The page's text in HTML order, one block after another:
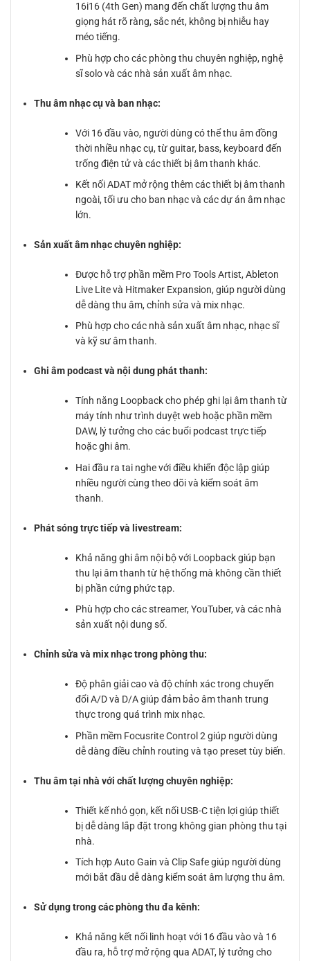
16i16 (4th Gen) mang đến chất lượng thu âm
giọng hát rõ ràng, sắc nét, không bị nhiễu hay
méo tiếng.
Phù hợp cho các phòng thu chuyên nghiệp, nghệ
sĩ solo và các nhà sản xuất âm nhạc.
Thu âm nhạc cụ và ban nhạc:
Với 16 đầu vào, người dùng có thể thu âm đồng
thời nhiều nhạc cụ, từ guitar, bass, keyboard đến
trống điện tử và các thiết bị âm thanh khác.
Kết nối ADAT mở rộng thêm các thiết bị âm thanh
ngoài, tối ưu cho ban nhạc và các dự án âm nhạc
lớn.
Sản xuất âm nhạc chuyên nghiệp:
Được hỗ trợ phần mềm Pro Tools Artist, Ableton
Live Lite và Hitmaker Expansion, giúp người dùng
dễ dàng thu âm, chỉnh sửa và mix nhạc.
Phù hợp cho các nhà sản xuất âm nhạc, nhạc sĩ
và kỹ sư âm thanh.
Ghi âm podcast và nội dung phát thanh:
Tính năng Loopback cho phép ghi lại âm thanh từ
máy tính như trình duyệt web hoặc phần mềm
DAW, lý tưởng cho các buổi podcast trực tiếp
hoặc ghi âm.
Hai đầu ra tai nghe với điều khiển độc lập giúp
nhiều người cùng theo dõi và kiểm soát âm
thanh.
Phát sóng trực tiếp và livestream:
Khả năng ghi âm nội bộ với Loopback giúp bạn
thu lại âm thanh từ hệ thống mà không cần thiết
bị phần cứng phức tạp.
Phù hợp cho các streamer, YouTuber, và các nhà
sản xuất nội dung số.
Chỉnh sửa và mix nhạc trong phòng thu:
Độ phân giải cao và độ chính xác trong chuyển
đổi A/D và D/A giúp đảm bảo âm thanh trung
thực trong quá trình mix nhạc.
Phần mềm Focusrite Control 2 giúp người dùng
dễ dàng điều chỉnh routing và tạo preset tùy biến.
Thu âm tại nhà với chất lượng chuyên nghiệp:
Thiết kế nhỏ gọn, kết nối USB-C tiện lợi giúp thiết
bị dễ dàng lắp đặt trong không gian phòng thu tại
nhà.
Tích hợp Auto Gain và Clip Safe giúp người dùng
mới bắt đầu dễ dàng kiểm soát âm lượng thu âm.
Sử dụng trong các phòng thu đa kênh:
Khả năng kết nối linh hoạt với 16 đầu vào và 16
đầu ra, hỗ trợ mở rộng qua ADAT, lý tưởng cho